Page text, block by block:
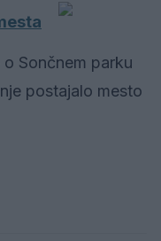
Sončnem parku
postajalo mesto